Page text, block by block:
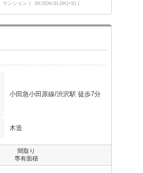
マンション
3K/3DK/3LDK(+S)
小田急小田原線/渋沢駅 徒歩7分
木造
間取り
専有面積